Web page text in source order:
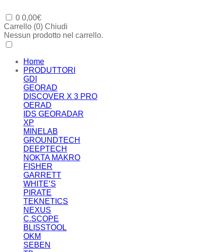
0 0,00€
Carrello (0) Chiudi
Nessun prodotto nel carrello.
Home
PRODUTTORI
GDI
GEORAD
DISCOVER X 3 PRO
OERAD
IDS GEORADAR
XP
MINELAB
GROUNDTECH
DEEPTECH
NOKTA MAKRO
FISHER
GARRETT
WHITE’S
PIRATE
TEKNETICS
NEXUS
C.SCOPE
BLISSTOOL
OKM
SEBEN